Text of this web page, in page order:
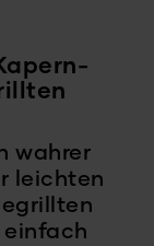
wahrer
leichten
einfach